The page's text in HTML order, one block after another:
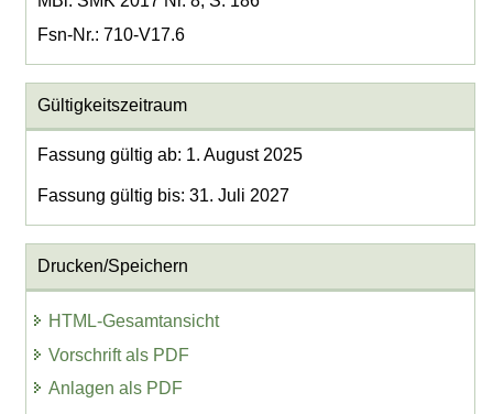
Fsn-Nr.: 710-V17.6
Gültigkeitszeitraum
Fassung gültig ab: 1. August 2025
Fassung gültig bis: 31. Juli 2027
Drucken/Speichern
HTML-Gesamtansicht
Vorschrift als PDF
Anlagen als PDF